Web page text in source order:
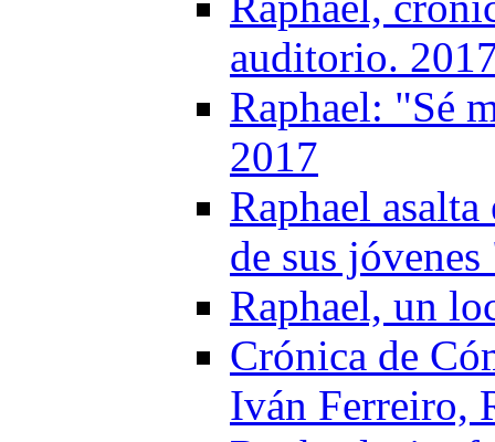
auditorio.
Raphael: "Sé
2017
Raphael
de sus
Raphael, un
Crónica de
Iván Ferreiro,